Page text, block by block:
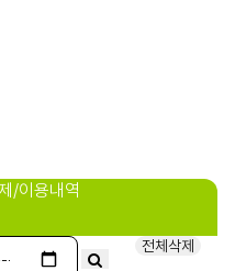
/이용내역
전체삭제